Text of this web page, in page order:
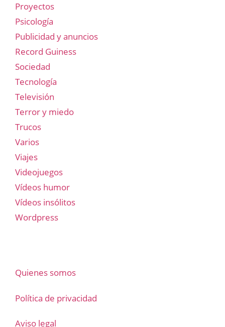
Proyectos
Psicología
Publicidad y anuncios
Record Guiness
Sociedad
Tecnología
Televisión
Terror y miedo
Trucos
Varios
Viajes
Videojuegos
Vídeos humor
Vídeos insólitos
Wordpress
Quienes somos
Política de privacidad
Aviso legal